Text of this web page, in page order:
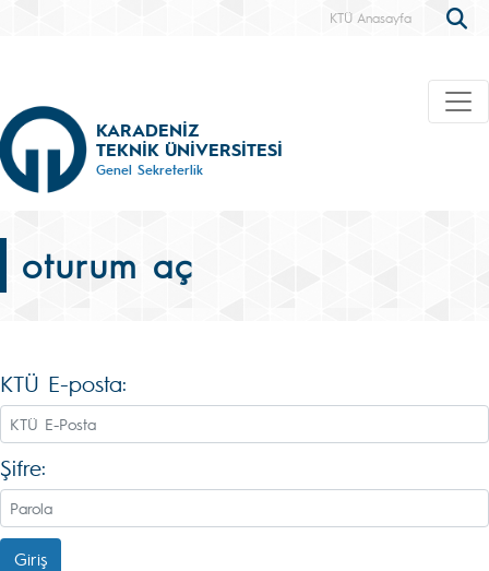
KTÜ Anasayfa
KARADENİZ
TEKNİK ÜNİVERSİTESİ
Genel Sekreterlik
oturum aç
KTÜ E-posta:
Şifre:
Giriş